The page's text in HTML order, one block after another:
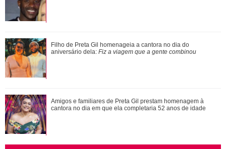
Xuxa Meneghel, Angélica, Eliana... Veja um antes e depois
das antigas apresentadoras infanti...
Ariana Grande faz desabafo em show sobre decisão de
pausar a carreira: Não foi uma reação...
Filho de Preta Gil homenageia a cantora no dia do
aniversário dela: Fiz a viagem que a gente combinou
Amigos e familiares de Preta Gil prestam homenagem à
cantora no dia em que ela completaria 52 anos de idade